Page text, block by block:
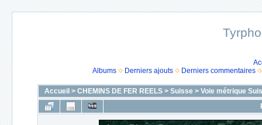
Albums
Derniers ajouts Derniers commentaires
Accueil > CHEMINS DE FER REELS> Suisse> Voie métrique